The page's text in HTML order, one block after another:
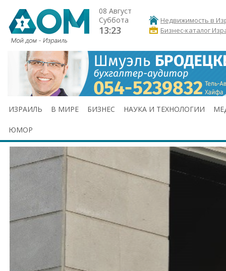
08 Август
Суббота
13:23
Недвижимость в
Бизнес-каталог
ИЗРАИЛЬ В МИРЕ БИЗНЕС НАУКА И ТЕХНОЛОГИИ
ЮМОР